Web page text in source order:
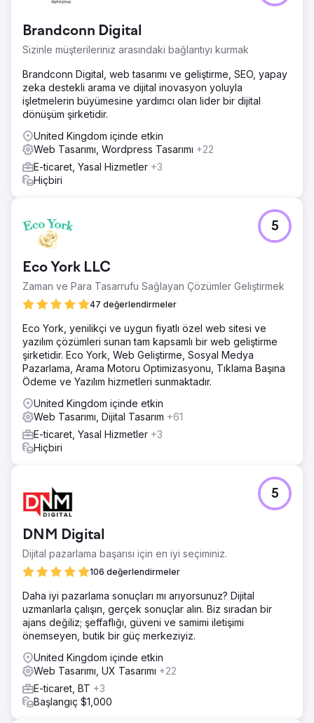
büyümeye ayak uyduramıyordu. Site, olması gerekenden
kullanıcı süreçleri yeterince açık veya verimli değildi. Bu
durum, kullanıcıların ürünleri bulma ve satın alma işlemlerini
tamamlama kolaylığını etkiliyordu.
Çözüm
Mağazanın kullanımını kolaylaştırmaya odaklandık.
Navigasyon basitleştirildi, ürün sayfaları düzenlendi ve
temel işlemler daha sezgisel hale getirildi. Ayrıca, özellikle
mobil cihazlarda deneyimi daha hızlı ve sorunsuz hale
getirmek için genel site performansını da iyileştirdik.
Sonuç
Yapılan değişiklikler mağazayı daha kolay gezinilebilir ve
tamamlayabildi; bu da daha güçlü ve tutarlı bir e-ticaret
deneyimine yol açtı.
Ajans sayfasına git
Brandconn Digital
Sizinle müşterileriniz arasındaki bağlantıyı kurmak
Brandconn Digital, web tasarımı ve geliştirme, SEO, yapay
zeka destekli arama ve dijital inovasyon yoluyla
işletmelerin büyümesine yardımcı olan lider bir dijital
dönüşüm şirketidir.
United Kingdom içinde etkin
Web Tasarımı, Wordpress Tasarımı +22
E-ticaret, Yasal Hizmetler +3
Hiçbiri
Eco York LLC
Zaman ve Para Tasarrufu Sağlayan Çözümler Geliştirmek
47 değerlendirmeler
5
Eco York, yenilikçi ve uygun fiyatlı özel web sitesi ve
yazılım çözümleri sunan tam kapsamlı bir web geliştirme
şirketidir. Eco York, Web Geliştirme, Sosyal Medya
Pazarlama, Arama Motoru Optimizasyonu, Tıklama Başına
Ödeme ve Yazılım hizmetleri sunmaktadır.
United Kingdom içinde etkin
Web Tasarımı, Dijital Tasarım +61
E-ticaret, Yasal Hizmetler +3
Hiçbiri
DNM Digital
Dijital pazarlama başarısı için en iyi seçiminiz.
106 değerlendirmeler
5
Daha iyi pazarlama sonuçları mı arıyorsunuz? Dijital
uzmanlarla çalışın, gerçek sonuçlar alın. Biz sıradan bir
ajans değiliz; şeffaflığı, güveni ve samimi iletişimi
önemseyen, butik bir güç merkeziyiz.
United Kingdom içinde etkin
Web Tasarımı, UX Tasarımı +22
E-ticaret, BT +3
Başlangıç $1,000